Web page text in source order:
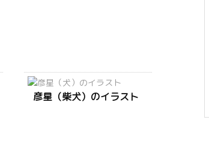
彦星（柴犬）のイラスト